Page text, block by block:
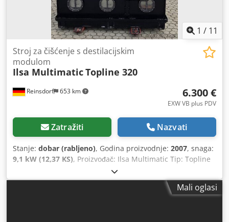
1 / 11
Reinsdorf 653 km
Stroj za čišćenje s destilacijskim
modulom
Ilsa MultimaticTopline 320
6.300 €
EXW VB plus PDV
Zatražiti Nazvati
Stanje: dobar (rabljeno), Godina proizvodnje: 2007, snaga:
9,1 kW (12,37 KS), Proizvođač: Ilsa Multimatic Tip: Topline
320 Naziv: Stroj za čišćenje Destilacijski modul: VD160
Kapacitet spremnika: 320 l Brzina centrifuge: 550 o/min
Snaga: 9,1 kW Dcedpfx Agjw I Ddhskek Godina proizvodnje:
Mali oglasi